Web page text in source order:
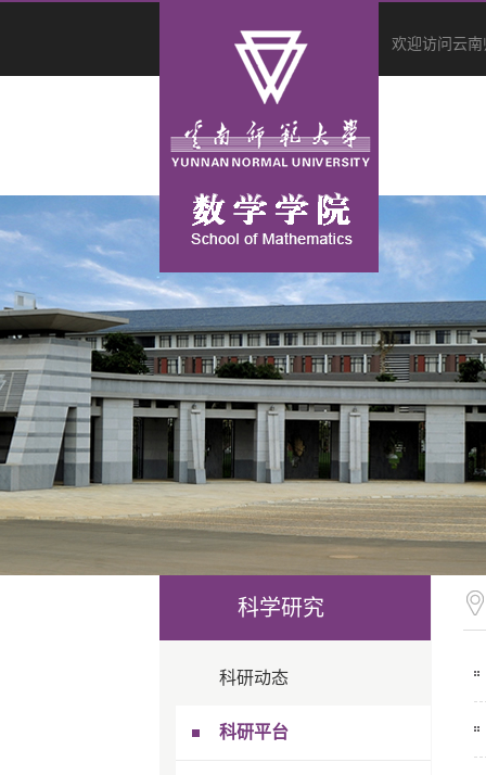
欢迎访问云
科学研究
科研动态
科研平台